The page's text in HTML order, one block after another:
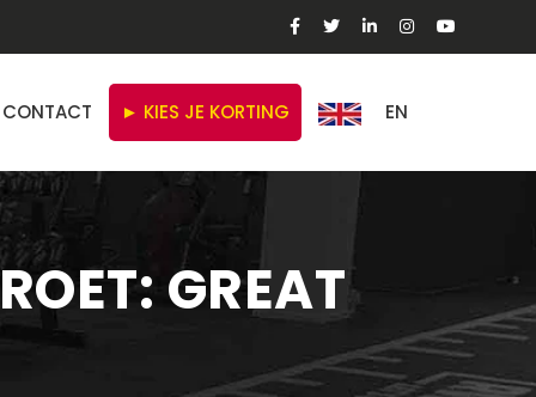
CONTACT ► KIES JE KORTING EN
GREAT